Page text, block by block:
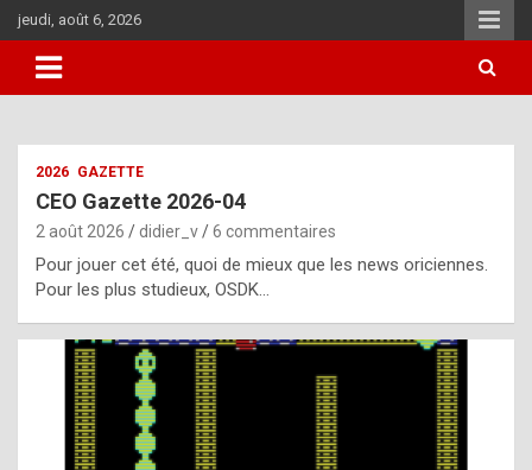
Aller
au
contenu
jeudi, août 6, 2026
i
u
l
2026 GAZETTE
CEO Gazette 2026-04
2 août 2026 didier_v 6 commentaires
Pour jouer cet été, quoi de mieux que les news oriciennes.
Pour les plus studieux, OSDK…